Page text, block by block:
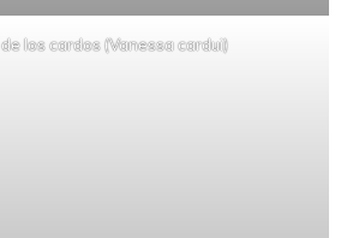
los cardos (Vanessa cardui)